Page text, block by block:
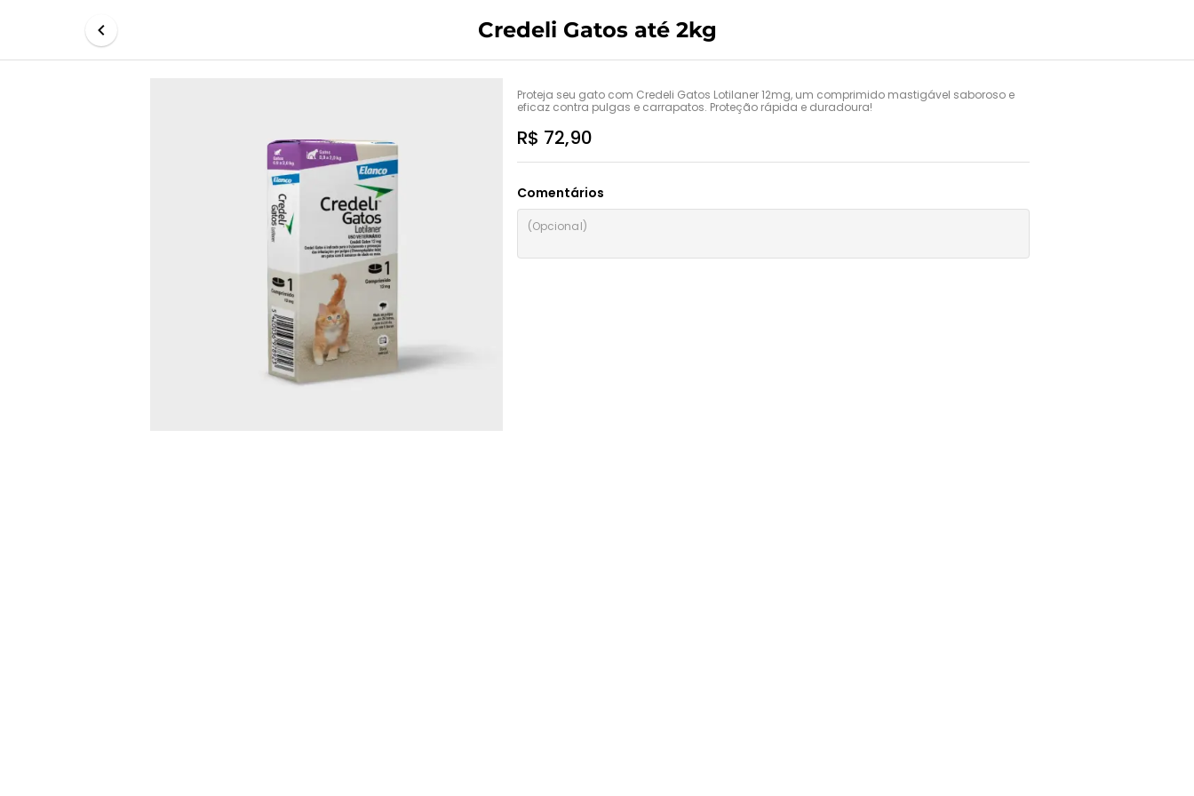
Credeli Gatos até 2kg
Proteja seu gato com Credeli Gatos Lotilaner 12mg, um comprimido mastigável saboroso e
eficaz contra pulgas e carrapatos. Proteção rápida e duradoura!
R$ 72,90
Comentários